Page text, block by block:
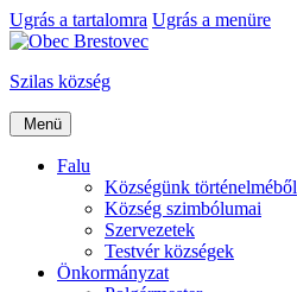
Ugrás a tartalomra Ugrás a menüre
Szilas község
Menü
Falu
Községünk történelméből
Község szimbólumai
Szervezetek
Testvér községek
Önkormányzat